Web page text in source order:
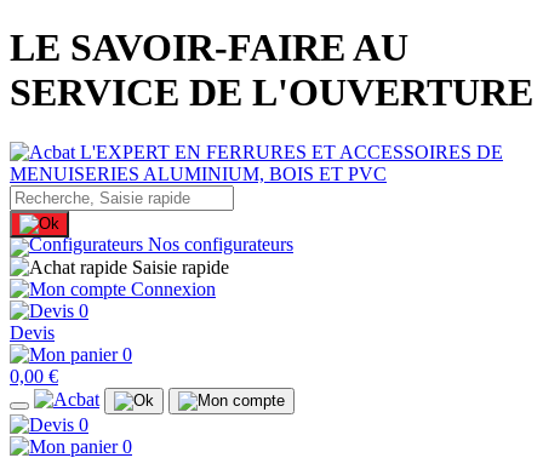
LE SAVOIR-FAIRE AU
SERVICE DE L'OUVERTURE
Nos configurateurs
Saisie rapide
Connexion
0
Devis
0
0,00 €
0
0